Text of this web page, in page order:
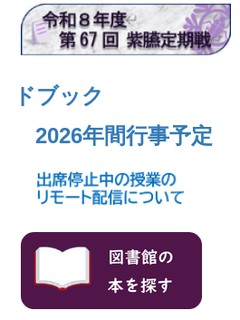
ドブック
2026年間行事予定